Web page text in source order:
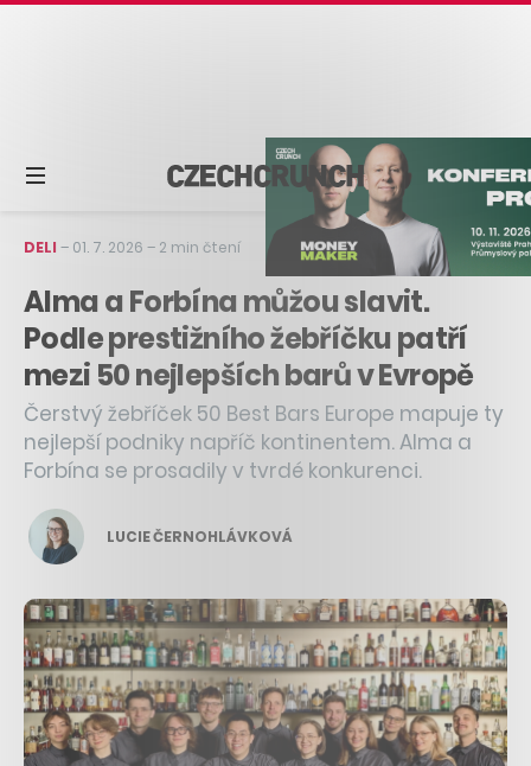
DELI – 01. 7. 2026 – 2 min čtení
Alma a Forbína můžou slavit.
Podle prestižního žebříčku patří
mezi 50 nejlepších barů v Evropě
Čerstvý žebříček 50 Best Bars Europe mapuje ty
nejlepší podniky napříč kontinentem. Alma a
Forbína se prosadily v tvrdé konkurenci.
LUCIE ČERNOHLÁVKOVÁ